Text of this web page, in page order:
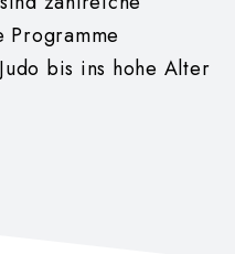
Programme
Judo bis ins hohe Alter